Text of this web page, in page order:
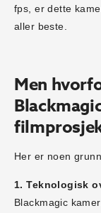
fps, er dette
aller beste.
Men
Her er noen
1. Teknologisk
Blackmagic